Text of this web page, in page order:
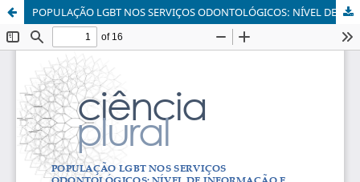
POPULAÇÃO LGBT NOS SERVIÇOS ODONTOLÓGICOS: NÍVEL DE INFORMAÇÃO E CAPACITAÇÃO DOS CIRURGIÕES-DENTISTAS DA ATENÇÃO BÁSICA DO MUNICÍPIO DE NATAL/RN